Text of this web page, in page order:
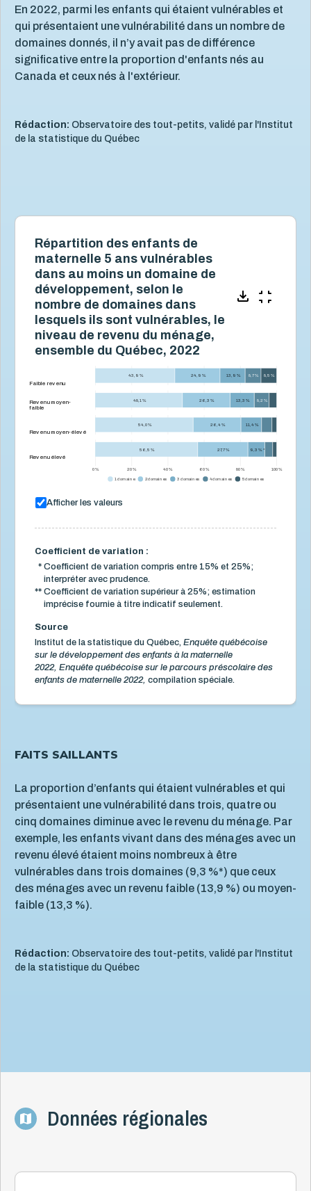
En 2022, parmi les enfants qui étaient vulnérables et
qui présentaient une vulnérabilité dans un nombre de
domaines donnés, il n’y avait pas de différence
significative entre la proportion d'enfants nés au
Canada et ceux nés à l'extérieur.
Rédaction: Observatoire des tout-petits, validé par l'Institut
de la statistique du Québec
Répartition des enfants de
maternelle 5 ans vulnérables
dans au moins un domaine de
développement, selon le
nombre de domaines dans
lesquels ils sont vulnérables, le
niveau de revenu du ménage,
ensemble du Québec, 2022
0 % 20 % 40 % 60 % 80 % 100 %
43,9 % 24,9 % 13,9 % 8,7 % 8,5 %
48,1 % 26,3 % 13,3 % 8,2 %
54,0 % 26,4 % 11,4 %
56,5 % 27,7 % 9,3 % *
Faible revenu
Revenu moyen-
faible
Revenu moyen-élevé
Revenu élevé
1 domaine 2 domaines 3 domaines 4 domaines 5 domaines
Afficher les valeurs
Coefficient de variation :
* Coefficient de variation compris entre 15% et 25%;
interpréter avec prudence.
** Coefficient de variation supérieur à 25%; estimation
imprécise fournie à titre indicatif seulement.
Source
Institut de la statistique du Québec, Enquête québécoise
sur le développement des enfants à la maternelle
2022, Enquête québécoise sur le parcours préscolaire des
enfants de maternelle 2022, compilation spéciale.
FAITS SAILLANTS
La proportion d’enfants qui étaient vulnérables et qui
présentaient une vulnérabilité dans trois, quatre ou
cinq domaines diminue avec le revenu du ménage. Par
exemple, les enfants vivant dans des ménages avec un
revenu élevé étaient moins nombreux à être
vulnérables dans trois domaines (9,3 %*) que ceux
des ménages avec un revenu faible (13,9 %) ou moyen-
faible (13,3 %).
Rédaction: Observatoire des tout-petits, validé par l'Institut
de la statistique du Québec
Données régionales